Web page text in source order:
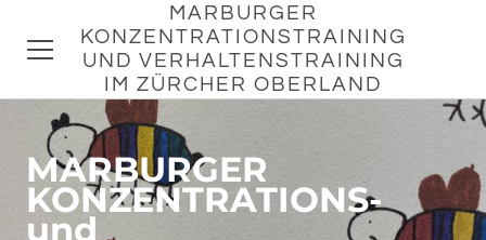
MARBURGER
KONZENTRATIONSTRAINING
UND VERHALTENSTRAINING
IM ZÜRCHER OBERLAND
​MARBURGER
KONZENTRATIONS-
und
HOME
ANGEBOT